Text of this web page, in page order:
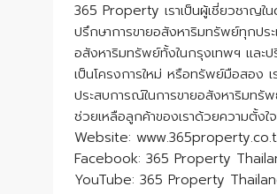
365 Property เราเป็นผู้เชี่ยวชาญใน
ปรึกษาการขายอสังหาริมทรัพย์ทุกปร
อสังหาริมทรัพย์ทั้งในกรุงเทพฯ และ
เป็นโครงการใหม่ หรือทรัพย์มือสอง เ
ประสบการณ์ในการขายอสังหาริมทรั
ช่วยเหลือลูกค้าของเราด้วยความตั้งใ
Website:
Facebook: 365 Property
YouTube: 365 Property